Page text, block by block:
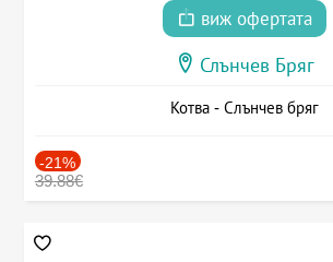
виж офертата
Слънчев Бряг
Котва - Слънчев бряг
-21%
39.88€